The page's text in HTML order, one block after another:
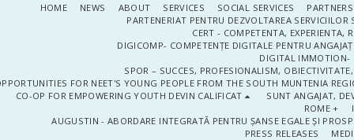
HOME NEWS ABOUT SERVICES SOCIAL SERVICES
PARTENERIAT PENTRU DEZVOLTAREA SERVICIILOR
CERT - COMPETENTA, EXPERIENTA,
DIGICOMP- COMPETENȚE DIGITALE PENTRU
DIGITAL IMMOTION-
SPOR – SUCCES, PROFESIONALISM,
FOR NEET'S YOUNG PEOPLE FROM THE SOUTH MUNTENIA
CO-OP FOR EMPOWERING YOUTH DEVIN CALIFICAT
SUNT ANGAJAT,
ROME +
AUGUSTIN - ABORDARE INTEGRATĂ PENTRU ȘANSE EGALE ȘI
PRESS RELEASES